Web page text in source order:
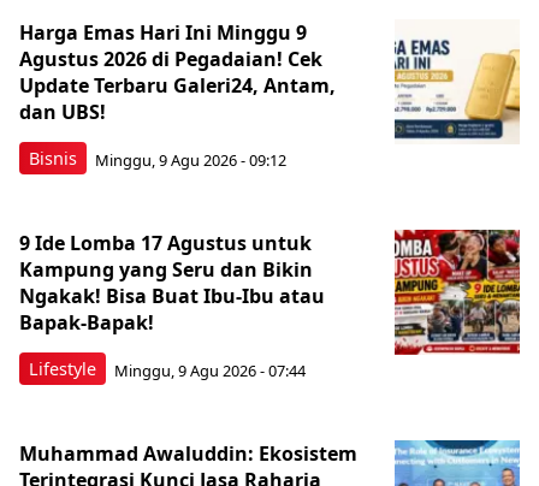
Bisnis
Harga Emas Hari Ini Minggu 9
Agustus 2026 di Pegadaian! Cek
Update Terbaru Galeri24, Antam,
dan UBS!
Minggu, 9 Agu 2026 - 09:12
Lifestyle
9 Ide Lomba 17 Agustus untuk
Kampung yang Seru dan Bikin
Ngakak! Bisa Buat Ibu-Ibu atau
Bapak-Bapak!
Minggu, 9 Agu 2026 - 07:44
Muhammad Awaluddin: Ekosistem
Terintegrasi Kunci Jasa Raharja